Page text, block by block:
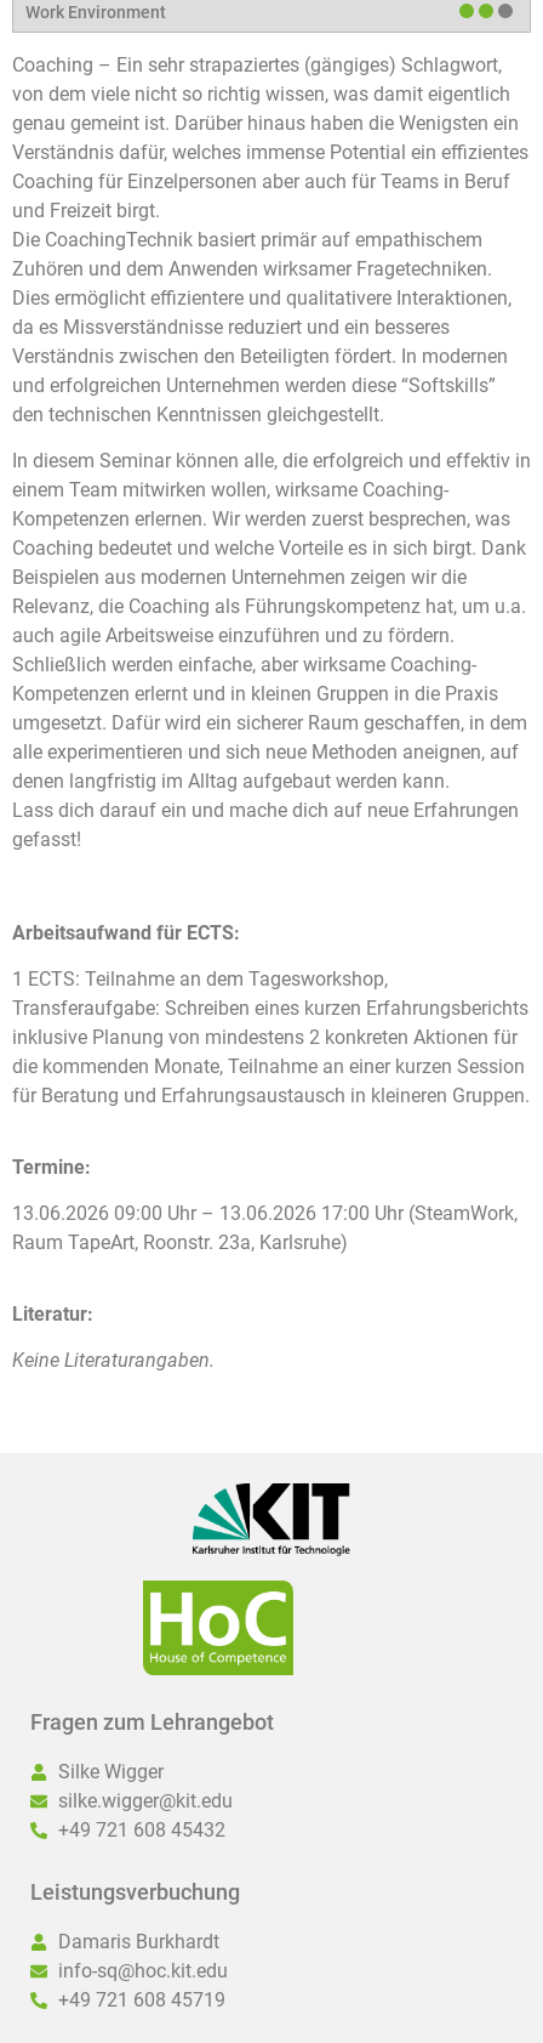
Coaching – Ein sehr strapaziertes (gängiges) Schlagwort,
von dem viele nicht so richtig wissen, was damit eigentlich
genau gemeint ist. Darüber hinaus haben die Wenigsten ein
Verständnis dafür, welches immense Potential ein effizientes
Coaching für Einzelpersonen aber auch für Teams in Beruf
und Freizeit birgt.
Die CoachingTechnik basiert primär auf empathischem
Zuhören und dem Anwenden wirksamer Fragetechniken.
Dies ermöglicht effizientere und qualitativere Interaktionen,
da es Missverständnisse reduziert und ein besseres
Verständnis zwischen den Beteiligten fördert. In modernen
und erfolgreichen Unternehmen werden diese “Softskills”
den technischen Kenntnissen gleichgestellt.
In diesem Seminar können alle, die erfolgreich und effektiv in
einem Team mitwirken wollen, wirksame Coaching-
Kompetenzen erlernen. Wir werden zuerst besprechen, was
Coaching bedeutet und welche Vorteile es in sich birgt. Dank
Beispielen aus modernen Unternehmen zeigen wir die
Relevanz, die Coaching als Führungskompetenz hat, um u.a.
auch agile Arbeitsweise einzuführen und zu fördern.
Schließlich werden einfache, aber wirksame Coaching-
Kompetenzen erlernt und in kleinen Gruppen in die Praxis
umgesetzt. Dafür wird ein sicherer Raum geschaffen, in dem
alle experimentieren und sich neue Methoden aneignen, auf
denen langfristig im Alltag aufgebaut werden kann.
Lass dich darauf ein und mache dich auf neue Erfahrungen
gefasst!
Arbeitsaufwand für ECTS:
1 ECTS: Teilnahme an dem Tagesworkshop,
Transferaufgabe: Schreiben eines kurzen Erfahrungsberichts
inklusive Planung von mindestens 2 konkreten Aktionen für
die kommenden Monate, Teilnahme an einer kurzen Session
für Beratung und Erfahrungsaustausch in kleineren Gruppen.
Termine:
13.06.2026 09:00 Uhr – 13.06.2026 17:00 Uhr (SteamWork,
Raum TapeArt, Roonstr. 23a, Karlsruhe)
Literatur:
Keine Literaturangaben.
Fragen zum Lehrangebot
Silke Wigger
silke.wigger@kit.edu
+49 721 608 45432
Leistungsverbuchung
Damaris Burkhardt
info-sq@hoc.kit.edu
+49 721 608 45719